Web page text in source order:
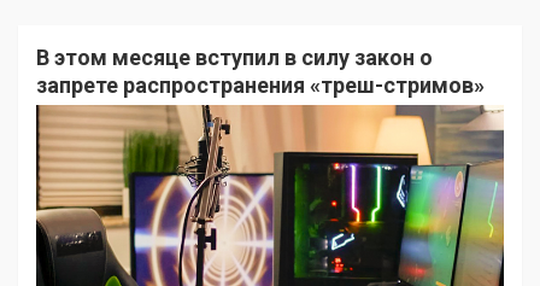
В этом месяце вступил в силу закон о
запрете распространения «треш-стримов»